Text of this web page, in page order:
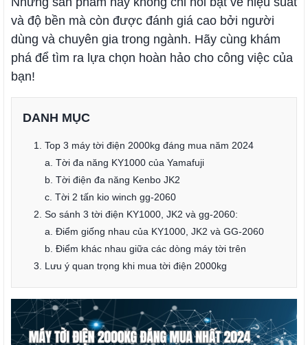
và độ bền mà còn được đánh giá cao bởi người
dùng và chuyên gia trong ngành. Hãy cùng khám
phá để tìm ra lựa chọn hoàn hảo cho công việc của
bạn!
DANH MỤC
1. Top 3 máy tời điện 2000kg đáng mua năm 2024
a. Tời đa năng KY1000 của Yamafuji
b. Tời điện đa năng Kenbo JK2
c. Tời 2 tấn kio winch gg-2060
2. So sánh 3 tời điện KY1000, JK2 và gg-2060:
a. Điểm giống nhau của KY1000, JK2 và GG-2060
b. Điểm khác nhau giữa các dòng máy tời trên
3. Lưu ý quan trọng khi mua tời điện 2000kg